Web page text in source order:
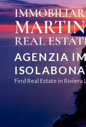
Aller
au
contenu
principal
AGENZIA
ISOLABONA
Find Real Estate in Riviera